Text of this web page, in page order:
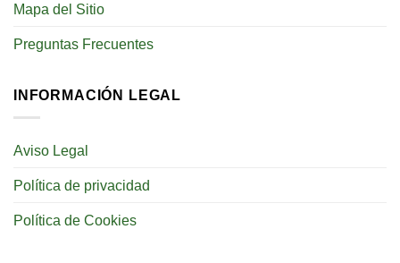
Mapa del Sitio
Preguntas Frecuentes
INFORMACIÓN LEGAL
Aviso Legal
Política de privacidad
Política de Cookies